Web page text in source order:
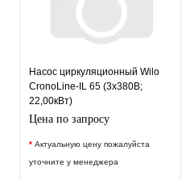
Насос циркуляционный Wilo
CronoLine-IL 65 (3х380В;
22,00кВт)
Цена по запросу
* Актуальную цену пожалуйста
уточните у менеджера